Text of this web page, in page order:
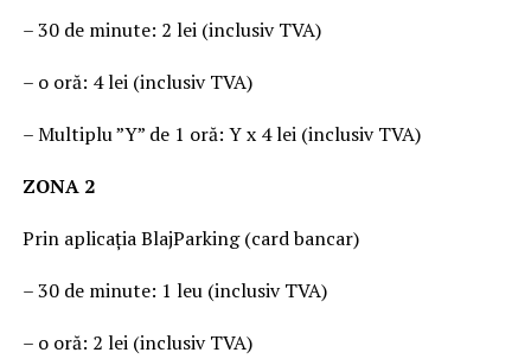
– 30 de minute: 2 lei (inclusiv TVA)
– o oră: 4 lei (inclusiv TVA)
– Multiplu ”Y” de 1 oră: Y x 4 lei (inclusiv TVA)
ZONA 2
Prin aplicația BlajParking (card bancar)
– 30 de minute: 1 leu (inclusiv TVA)
– o oră: 2 lei (inclusiv TVA)